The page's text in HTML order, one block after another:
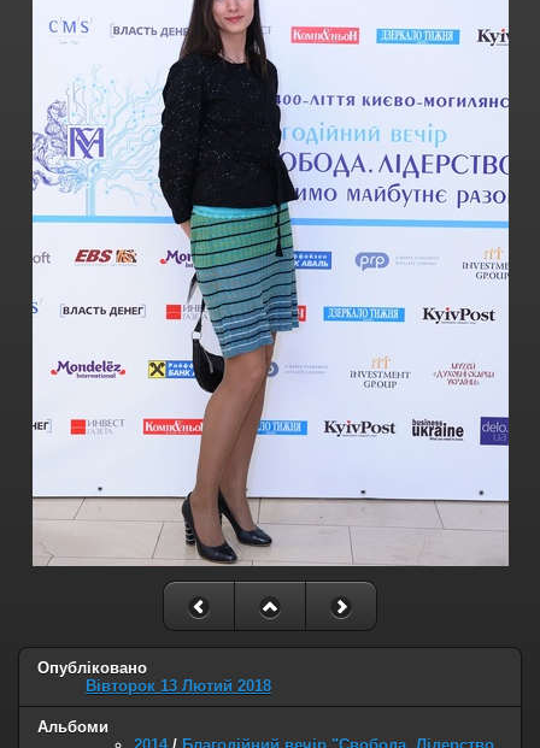
Опубліковано
Вівторок 13 Лютий 2018
Альбоми